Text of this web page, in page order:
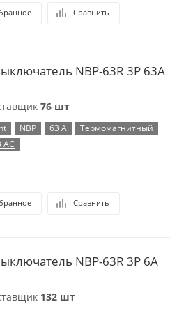
Сравнить
NBP-63R 3P 63А
76 шт
NBP 63 А
Термомагнитный
AC
Сравнить
NBP-63R 3P 6А
132 шт